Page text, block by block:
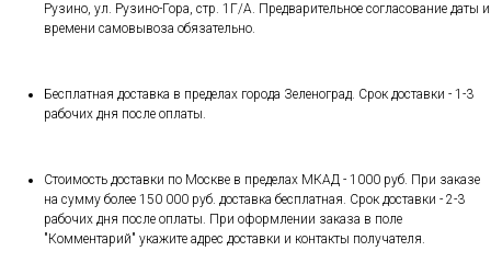
Рузино, ул. Рузино-Гора, стр. 1Г/А. Предварительное согласование даты и
времени самовывоза обязательно.
Бесплатная доставка в пределах города Зеленоград. Срок доставки - 1-3
рабочих дня после оплаты.
Стоимость доставки по Москве в пределах МКАД - 1000 руб. При заказе
на сумму более 150 000 руб. доставка бесплатная. Срок доставки - 2-3
рабочих дня после оплаты. При оформлении заказа в поле
"Комментарий" укажите адрес доставки и контакты получателя.